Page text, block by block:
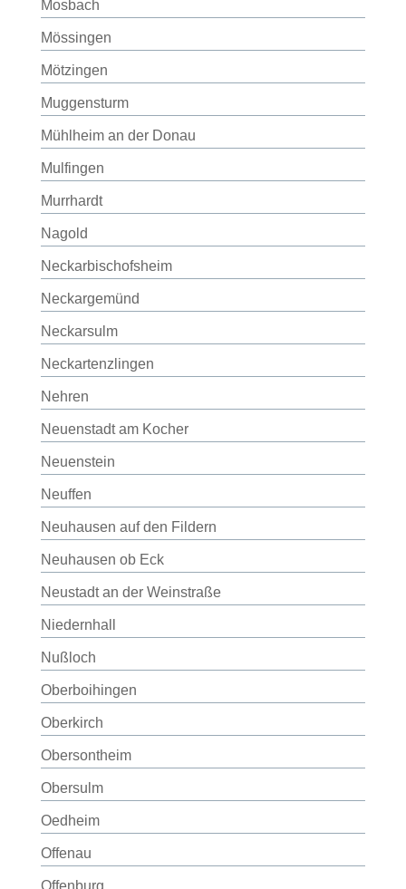
Mosbach
Mössingen
Mötzingen
Muggensturm
Mühlheim an der Donau
Mulfingen
Murrhardt
Nagold
Neckarbischofsheim
Neckargemünd
Neckarsulm
Neckartenzlingen
Nehren
Neuenstadt am Kocher
Neuenstein
Neuffen
Neuhausen auf den Fildern
Neuhausen ob Eck
Neustadt an der Weinstraße
Niedernhall
Nußloch
Oberboihingen
Oberkirch
Obersontheim
Obersulm
Oedheim
Offenau
Offenburg